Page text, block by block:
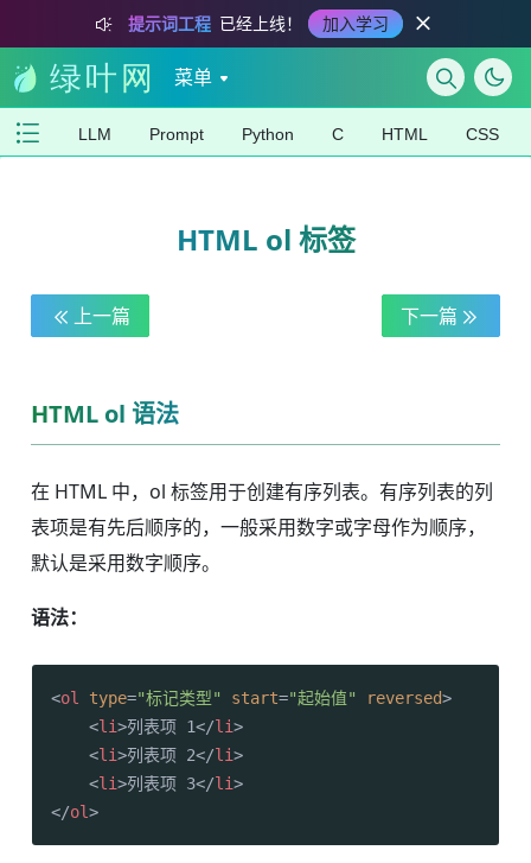
提示词工程 已经上线！ 加入学习
菜单
LLM Prompt Python C HTML CSS
HTML ol 标签
上一篇 下一篇
HTML ol 语法
在 HTML 中，ol 标签用于创建有序列表。有序列表的列
表项是有先后顺序的，一般采用数字或字母作为顺序，
默认是采用数字顺序。
语法：
<ol type="标记类型" start="起始值" reversed>
<li>列表项 1</li>
<li>列表项 2</li>
<li>列表项 3</li>
</ol>